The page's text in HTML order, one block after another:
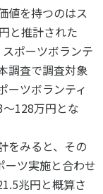
値を持つのはス
と推計された
ポーツボランテ
調査で調査対象
ーツボランティ
128万円とな
をみると、その
ーツ実施と合わせ
兆円と概算さ